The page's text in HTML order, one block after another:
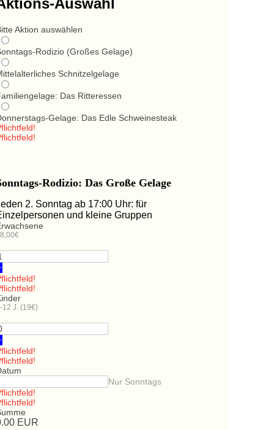
Aktion auswählen
Rodizio (Großes Gelage)
Schnitzelgelage
Das Ritteressen
Gelage: Das Edle Schweinesteak
Rodizio: Das Große Gelage
2. Sonntag ab 17:00 Uhr: für
und kleine Gruppen
12 J. (19€)
Nur Sonntags
EUR